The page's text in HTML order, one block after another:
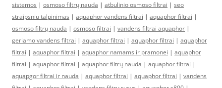
sistemos | osmoso filtrų nauda | atbulinio osmoso filtrai | seo
straipsniu talpinimas | aquaphor vandens filtrai | aquaphor filtrai |
osmoso filtrų nauda | osmoso filtrai | vandens filtrai aquaphor |
geriamo vandens filtrai | aquaphor filtrai | aquaphor filtrai | aquaphor
filtrai | aquaphor filtrai | aquaphor namams ir pramonei | aquaphor
filtrai | aquaphor filtrai | aquaphor filtrų nauda | aquaphor filtrai |
aquapgor filtrai ir nauda | aquaphor filtrai | aquaphor filtrai | vandens